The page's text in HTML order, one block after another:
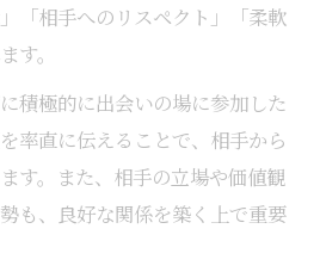
「相手へのリスペクト」「柔軟
す。
積極的に出会いの場に参加した
率直に伝えることで、相手から
す。また、相手の立場や価値観
も、良好な関係を築く上で重要